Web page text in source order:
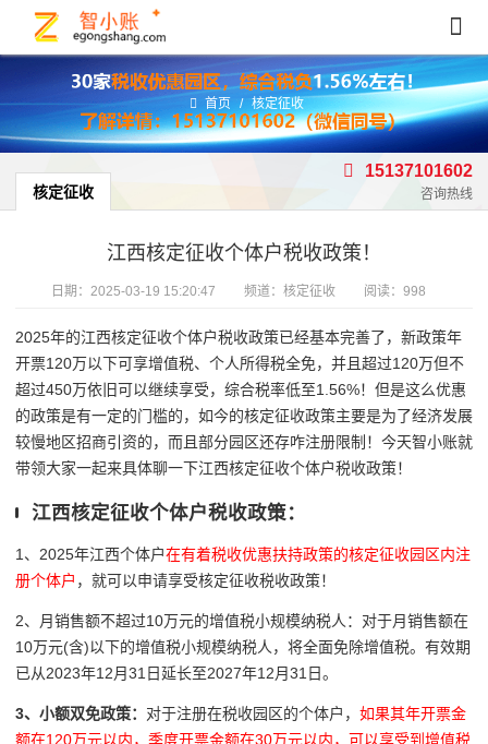
首页 / 核定征收
核定征收
15137101602
咨询热线
江西核定征收个体户税收政策！
日期： 2025-03-19 15:20:47 频道： 核定征收 阅读：998
2025年的江西核定征收个体户税收政策已经基本完善了，新政策年
开票120万以下可享增值税、个人所得税全免，并且超过120万但不
超过450万依旧可以继续享受，综合税率低至1.56%！但是这么优惠
的政策是有一定的门槛的，如今的核定征收政策主要是为了经济发展
较慢地区招商引资的，而且部分园区还存咋注册限制！今天智小账就
带领大家一起来具体聊一下江西核定征收个体户税收政策！
江西核定征收个体户税收政策：
1、2025年江西个体户在有着税收优惠扶持政策的核定征收园区内注
册个体户 ，就可以申请享受核定征收税收政策！
2、月销售额不超过10万元的增值税小规模纳税人：对于月销售额在
10万元(含)以下的增值税小规模纳税人，将全面免除增值税。有效期
已从2023年12月31日延长至2027年12月31日。
3、小额双免政策： 对于注册在税收园区的个体户， 如果其年开票金
额在120万元以内，季度开票金额在30万元以内，可以享受到增值税